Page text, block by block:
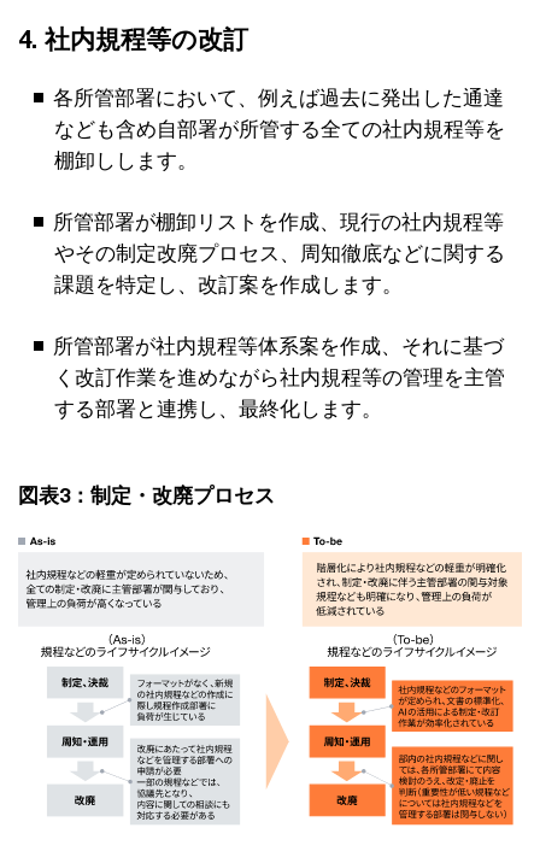
4. 社内規程等の改訂
各所管部署において、例えば過去に発出した通達
なども含め自部署が所管する全ての社内規程等を
棚卸しします。
所管部署が棚卸リストを作成、現行の社内規程等
やその制定改廃プロセス、周知徹底などに関する
課題を特定し、改訂案を作成します。
所管部署が社内規程等体系案を作成、それに基づ
く改訂作業を進めながら社内規程等の管理を主管
する部署と連携し、最終化します。
図表3：制定・改廃プロセス